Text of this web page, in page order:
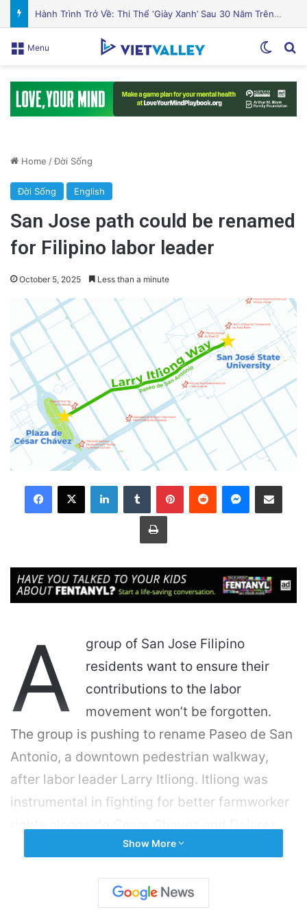
Cá hồi nướng gia vị Địa Trung Hải thơm ngon hấp dẫn
Menu
Home /Đời Sống
Đời Sống English
San Jose path could be renamed
for Filipino labor leader
October 5, 2025 Less than a minute
LinkedInTumblr PinterestReddit Messenger
Share via Email
Print
A
group of San Jose Filipino
residents want to ensure their
contributions to the labor
movement won’t be forgotten.
The group is pushing to rename Paseo de San
Antonio, a downtown pedestrian walkway,
after labor leader Larry Itliong. Itliong was
instrumental in fighting for better farmworker
Huerta, but isn’t as well known. The group
collected $7,000 so far. Tiffany Unarce Barry,
Show More